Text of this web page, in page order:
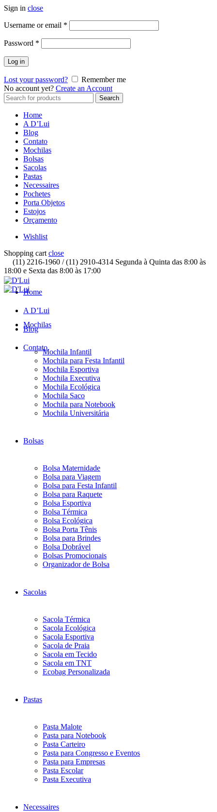
Sign in close
Username or email *
Password *
Log in
Lost your password?
Remember me
No account yet? Create an Account
Search
for:
Search
Home
A D’Lui
Blog
Contato
Mochilas
Bolsas
Sacolas
Pastas
Necessaires
Pochetes
Porta Objetos
Estojos
Orçamento
Wishlist
Shopping cart close
(11) 2216-1960 / (11) 2910-4314 Segunda à Quinta das 8:00 às
18:00 e Sexta das 8:00 às 17:00
Home
A D’Lui
Blog
Contato
Mochilas
Mochila Infantil
Mochila para Festa Infantil
Mochila Esportiva
Mochila Executiva
Mochila Ecológica
Mochila Saco
Mochila para Notebook
Mochila Universitária
Bolsas
Bolsa Maternidade
Bolsa para Viagem
Bolsa para Festa Infantil
Bolsa para Raquete
Bolsa Esportiva
Bolsa Térmica
Bolsa Ecológica
Bolsa Porta Tênis
Bolsa para Brindes
Bolsa Dobrável
Bolsas Promocionais
Organizador de Bolsa
Sacolas
Sacola Térmica
Sacola Ecológica
Sacola Esportiva
Sacola de Praia
Sacola em Tecido
Sacola em TNT
Ecobag Personalizada
Pastas
Pasta Malote
Pasta para Notebook
Pasta Carteiro
Pasta para Congresso e Eventos
Pasta para Empresas
Pasta Escolar
Pasta Executiva
Necessaires